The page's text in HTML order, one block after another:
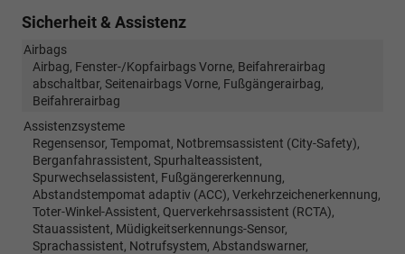
Sicherheit & Assistenz
Airbags
Airbag, Fenster-/Kopfairbags Vorne, Beifahrerairbag
abschaltbar, Seitenairbags Vorne, Fußgängerairbag,
Beifahrerairbag
Assistenzsysteme
Regensensor, Tempomat, Notbremsassistent (City-Safety),
Berganfahrassistent, Spurhalteassistent,
Spurwechselassistent, Fußgängererkennung,
Abstandstempomat adaptiv (ACC), Verkehrzeichenerkennung,
Toter-Winkel-Assistent, Querverkehrsassistent (RCTA),
Stauassistent, Müdigkeitserkennungs-Sensor,
Sprachassistent, Notrufsystem, Abstandswarner,